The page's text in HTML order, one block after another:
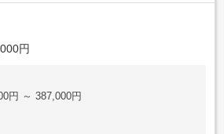
円
円 ～ 387,000円